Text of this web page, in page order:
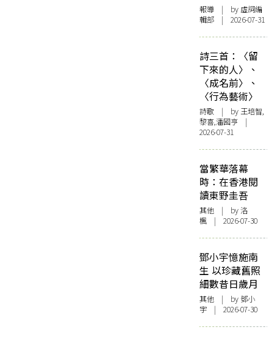
報導 | by 虛詞編
輯部 | 2026-07-31
詩三首：〈留
下來的人〉、
〈成名前〉、
〈行為藝術〉
詩歌 | by 王培智,
黎喜,潘國亨 |
2026-07-31
當繁華落幕
時：在香港閱
讀東野圭吾
其他 | by洛
楓 | 2026-07-30
鄧小宇憶施南
生 以珍藏舊照
細數昔日歲月
其他 | by 鄧小
宇 | 2026-07-30